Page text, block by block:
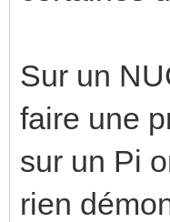
Sur un
faire une
sur un Pi
rien